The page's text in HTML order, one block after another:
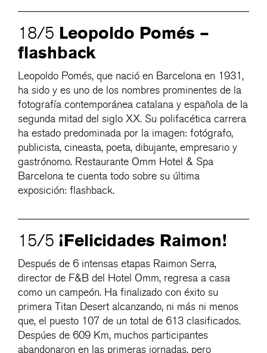
18/5 Leopoldo Pomés –
flashback
Leopoldo Pomés, que nació en Barcelona en 1931,
ha sido y es uno de los nombres prominentes de la
fotografía contemporánea catalana y española de la
segunda mitad del siglo XX. Su polifacética carrera
ha estado predominada por la imagen: fotógrafo,
publicista, cineasta, poeta, dibujante, empresario y
gastrónomo. Restaurante Omm Hotel & Spa
Barcelona te cuenta todo sobre su última
exposición: flashback.
15/5 ¡Felicidades Raimon!
Después de 6 intensas etapas Raimon Serra,
director de F&B del Hotel Omm, regresa a casa
como un campeón. Ha finalizado con éxito su
primera Titan Desert alcanzando, ni más ni menos
que, el puesto 107 de un total de 613 clasificados.
Despúes de 609 Km, muchos participantes
abandonaron en las primeras jornadas, pero